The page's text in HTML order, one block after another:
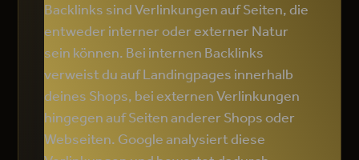
Backlinks sind Verlinkungen auf Seiten, die
entweder interner oder externer Natur
sein können. Bei internen Backlinks
verweist du auf Landingpages innerhalb
deines Shops, bei externen Verlinkungen
hingegen auf Seiten anderer Shops oder
Webseiten. Google analysiert diese